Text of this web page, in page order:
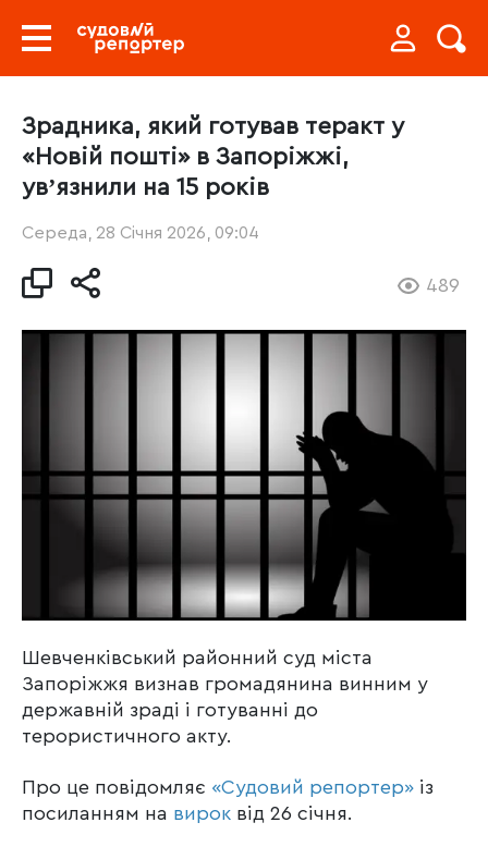
Зрадника, який готував теракт у
«Новій пошті» в Запоріжжі,
увʼязнили на 15 років
Середа, 28 Січня 2026, 09:04
489
Шевченківський районний суд міста
Запоріжжя визнав громадянина винним у
державній зраді і готуванні до
терористичного акту.
Про це повідомляє «Судовий репортер» із
посиланням на вирок від 26 січня.